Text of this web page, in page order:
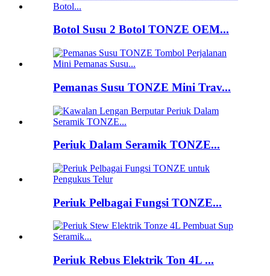
Botol Susu 2 Botol TONZE OEM...
Pemanas Susu TONZE Mini Trav...
Periuk Dalam Seramik TONZE...
Periuk Pelbagai Fungsi TONZE...
Periuk Rebus Elektrik Ton 4L ...